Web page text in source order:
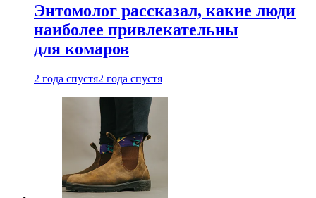
Энтомолог рассказал, какие люди
наиболее привлекательны
для комаров
2 года спустя2 года спустя